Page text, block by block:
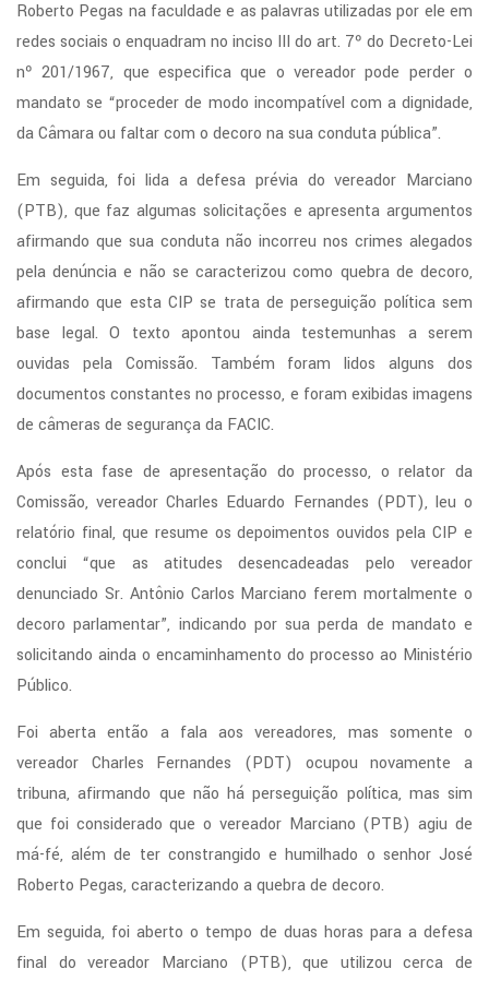
Roberto Pegas na faculdade e as palavras utilizadas por ele em
redes sociais o enquadram no inciso III do art. 7º do Decreto-Lei
nº 201/1967, que especifica que o vereador pode perder o
mandato se “proceder de modo incompatível com a dignidade,
da Câmara ou faltar com o decoro na sua conduta pública”.
Em seguida, foi lida a defesa prévia do vereador Marciano
(PTB), que faz algumas solicitações e apresenta argumentos
afirmando que sua conduta não incorreu nos crimes alegados
pela denúncia e não se caracterizou como quebra de decoro,
afirmando que esta CIP se trata de perseguição política sem
base legal. O texto apontou ainda testemunhas a serem
ouvidas pela Comissão. Também foram lidos alguns dos
documentos constantes no processo, e foram exibidas imagens
de câmeras de segurança da FACIC.
Após esta fase de apresentação do processo, o relator da
Comissão, vereador Charles Eduardo Fernandes (PDT), leu o
relatório final, que resume os depoimentos ouvidos pela CIP e
conclui “que as atitudes desencadeadas pelo vereador
denunciado Sr. Antônio Carlos Marciano ferem mortalmente o
decoro parlamentar”, indicando por sua perda de mandato e
solicitando ainda o encaminhamento do processo ao Ministério
Público.
Foi aberta então a fala aos vereadores, mas somente o
vereador Charles Fernandes (PDT) ocupou novamente a
tribuna, afirmando que não há perseguição política, mas sim
que foi considerado que o vereador Marciano (PTB) agiu de
má-fé, além de ter constrangido e humilhado o senhor José
Roberto Pegas, caracterizando a quebra de decoro.
Em seguida, foi aberto o tempo de duas horas para a defesa
final do vereador Marciano (PTB), que utilizou cerca de